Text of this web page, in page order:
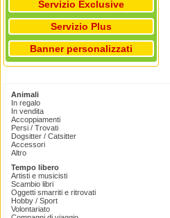
Servizio Exclusive
Servizio Plus
Banner personalizzati
Animali
In regalo
In vendita
Accoppiamenti
Persi / Trovati
Dogsitter / Catsitter
Accessori
Altro
Tempo libero
Artisti e musicisti
Scambio libri
Oggetti smarriti e ritrovati
Hobby / Sport
Volontariato